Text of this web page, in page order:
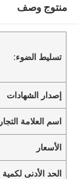
منتوج وصف
تسليط الضوء:
إصدار الشهادات
اسم العلامة
الأسعار
الحد الأدنى لكمية